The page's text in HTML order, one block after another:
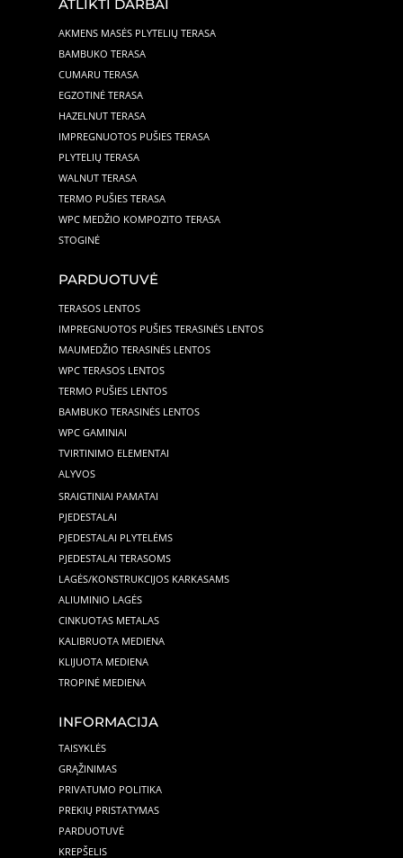
ATLIKTI DARBAI
AKMENS MASĖS PLYTELIŲ TERASA
BAMBUKO TERASA
CUMARU TERASA
EGZOTINĖ TERASA
HAZELNUT TERASA
IMPREGNUOTOS PUŠIES TERASA
PLYTELIŲ TERASA
WALNUT TERASA
TERMO PUŠIES TERASA
WPC MEDŽIO KOMPOZITO TERASA
STOGINĖ
PARDUOTUVĖ
TERASOS LENTOS
IMPREGNUOTOS PUŠIES TERASINĖS LENTOS
MAUMEDŽIO TERASINĖS LENTOS
WPC TERASOS LENTOS
TERMO PUŠIES LENTOS
BAMBUKO TERASINĖS LENTOS
WPC GAMINIAI
TVIRTINIMO ELEMENTAI
ALYVOS
SRAIGTINIAI PAMATAI
PJEDESTALAI
PJEDESTALAI PLYTELĖMS
PJEDESTALAI TERASOMS
LAGĖS/KONSTRUKCIJOS KARKASAMS
ALIUMINIO LAGĖS
CINKUOTAS METALAS
KALIBRUOTA MEDIENA
KLIJUOTA MEDIENA
TROPINĖ MEDIENA
INFORMACIJA
TAISYKLĖS
GRĄŽINIMAS
PRIVATUMO POLITIKA
PREKIŲ PRISTATYMAS
PARDUOTUVĖ
KREPŠELIS